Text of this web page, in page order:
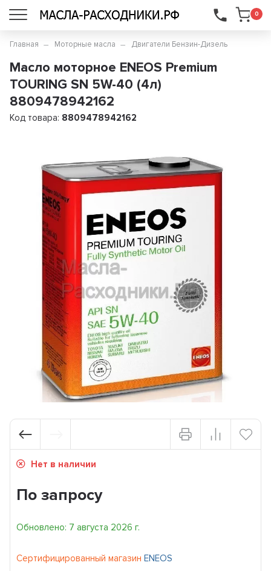
0
...
Главная Моторные масла Двигатели Бензин-Дизель
Масло моторное ENEOS Premium
TOURING SN 5W-40 (4л)
8809478942162
Код товара: 8809478942162
Нет в наличии
По запросу
Обновлено: 7 августа 2026 г.
Сертифицированный магазинENEOS